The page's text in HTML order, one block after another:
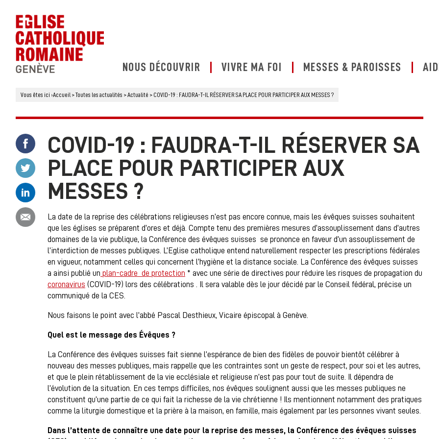
NOUS DÉCOUVRIR VIVRE MA FOI MESSES & PAROISSES
Vous êtes ici ›Accueil >Toutes les actualités >Actualité > COVID-19 : FAUDRA-T-IL RÉSERVER SA PLACE POUR PARTICIPER AUX MESSES ?
Partager ce contenu sur Facebook
Partager ce contenu sur Twitter
Partager ce contenu sur Linkedin
Partager ce contenu par email
COVID-19 : FAUDRA-T-IL RÉSERVER SA
PLACE POUR PARTICIPER AUX
MESSES ?
La date de la reprise des célébrations religieuses n’est pas encore connue, mais les évêques suisses souhaitent
que les églises se préparent d’ores et déjà. Compte tenu des premières mesures d’assouplissement dans d’autres
domaines de la vie publique, la Conférence des évêques suisses se prononce en faveur d’un assouplissement de
l’interdiction de messes publiques. L’Eglise catholique entend naturellement respecter les prescriptions fédérales
en vigueur, notamment celles qui concernent l’hygiène et la distance sociale. La Conférence des évêques suisses
a ainsi publié un plan-cadre de protection * avec une série de directives pour réduire les risques de propagation du
coronavirus (COVID-19) lors des célébrations . Il sera valable dès le jour décidé par le Conseil fédéral, précise un
communiqué de la CES.
Nous faisons le point avec l’abbé Pascal Desthieux, Vicaire épiscopal à Genève.
Quel est le message des Évêques ?
La Conférence des évêques suisses fait sienne l’espérance de bien des fidèles de pouvoir bientôt célébrer à
nouveau des messes publiques, mais rappelle que les contraintes sont un geste de respect, pour soi et les autres,
et que le plein rétablissement de la vie ecclésiale et religieuse n’est pas pour tout de suite. Il dépendra de
l’évolution de la situation. En ces temps difficiles, nos évêques soulignent aussi que les messes publiques ne
constituent qu’une partie de ce qui fait la richesse de la vie chrétienne ! Ils mentionnent notamment des pratiques
comme la liturgie domestique et la prière à la maison, en famille, mais également par les personnes vivant seules.
Dans l’attente de connaître une date pour la reprise des messes, la Conférence des évêques suisses